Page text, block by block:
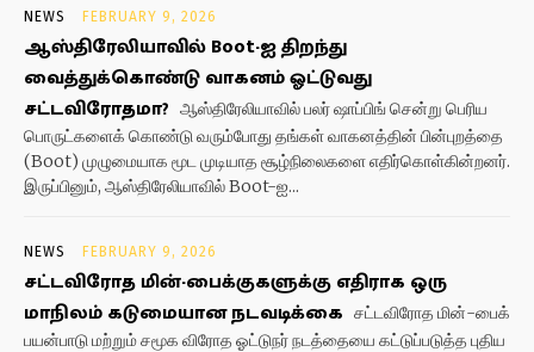
NEWS FEBRUARY 9, 2026
ஆஸ்திரேலியாவில் Boot-ஐ திறந்து
வைத்துக்கொண்டு வாகனம் ஓட்டுவது
சட்டவிரோதமா? ஆஸ்திரேலியாவில் பலர் ஷாப்பிங் சென்று பெரிய
பொருட்களைக் கொண்டு வரும்போது தங்கள் வாகனத்தின் பின்புறத்தை
(Boot) முழுமையாக மூட முடியாத சூழ்நிலைகளை எதிர்கொள்கின்றனர்.
இருப்பினும், ஆஸ்திரேலியாவில் Boot-ஐ...
NEWS FEBRUARY 9, 2026
சட்டவிரோத மின்-பைக்குகளுக்கு எதிராக ஒரு
மாநிலம் கடுமையான நடவடிக்கை சட்டவிரோத மின்-பைக்
பயன்பாடு மற்றும் சமூக விரோத ஓட்டுநர் நடத்தையை கட்டுப்படுத்த புதிய